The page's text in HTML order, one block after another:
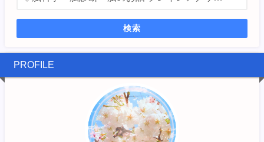
検索
PROFILE